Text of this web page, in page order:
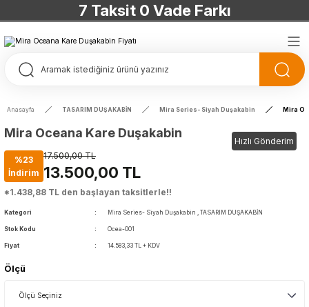
7 Taksit 0 Vade Farkı
TÜRKİYE’NİN HERYERİNE ÜCRETSİZ KARGO
TÜRKİYE’NİN HERYERİNE ÜCRETSİZ KARGO
Anasayfa TASARIM DUŞAKABİN Mira Series- Siyah Duşakabin Mira
Hızlı Gönderim
Mira Oceana Kare Duşakabin
%23
İndirim
17.500,00 TL
13.500,00 TL
*1.438,88 TL den başlayan taksitlerle!!
Kategori Mira Series- Siyah Duşakabin , TASARIM DUŞAKABİN
Stok Kodu Ocea-001
Fiyat 14.583,33 TL + KDV
Ölçü